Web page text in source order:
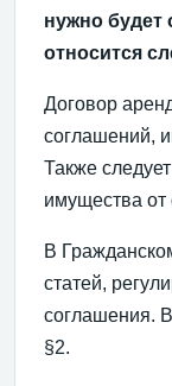
нужно будет
относится
Договор
соглашений,
Также
имущества от
В
статей,
соглашения.
§2.